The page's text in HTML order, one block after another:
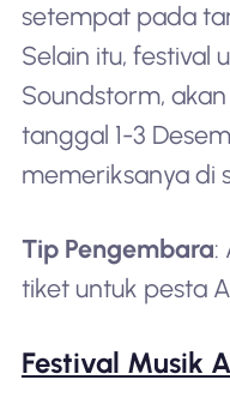
setempat pada
Selain itu, festival
Soundstorm,
tanggal 1-3
memeriksanya di
Tip Pengembara:
tiket untuk pesta
Festival Musik